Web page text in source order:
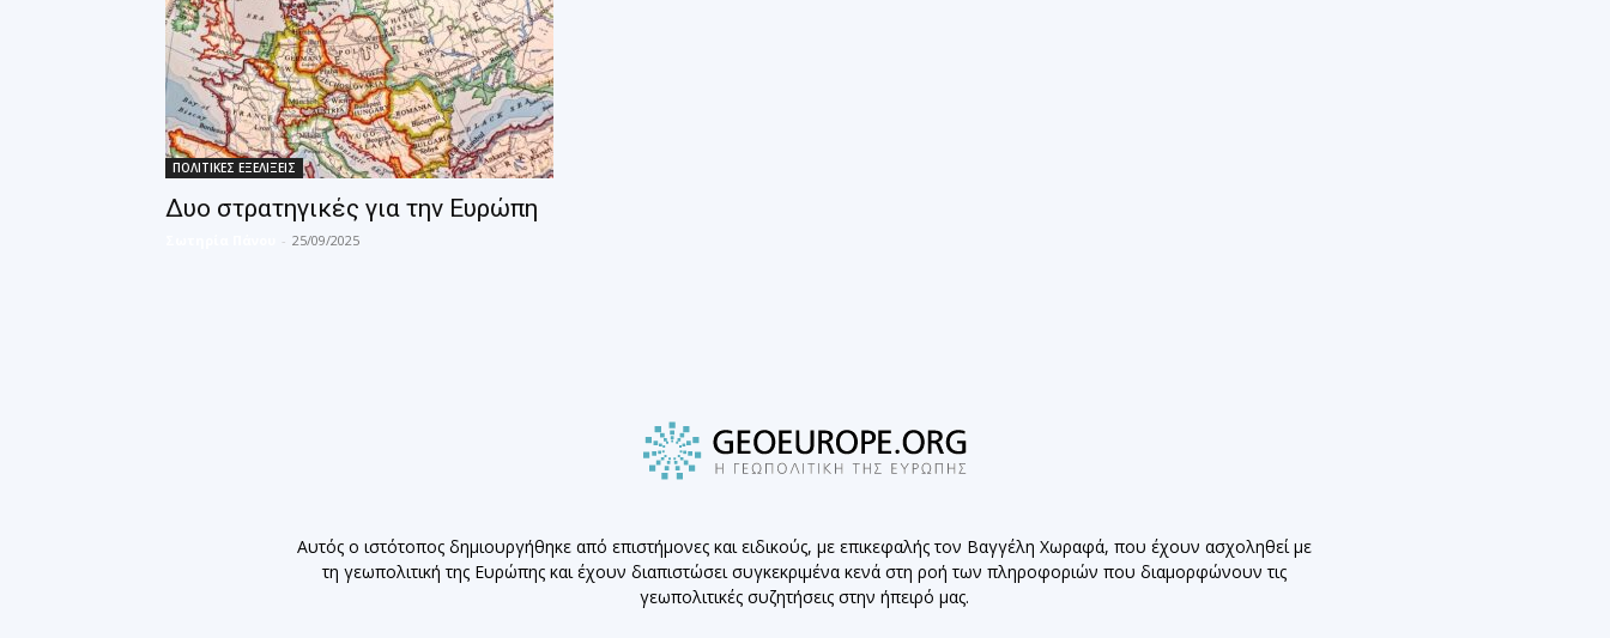
ΠΟΛΙΤΙΚΕΣ ΕΞΕΛΙΞΕΙΣ
Δυο στρατηγικές για την Ευρώπη
- 25/09/2025
Αυτός ο ιστότοπος δημιουργήθηκε από επιστήμονες και ειδικούς, με επικεφαλής τον Βαγγέλη Χωραφά, που έχουν ασχοληθεί με
τη γεωπολιτική της Ευρώπης και έχουν διαπιστώσει συγκεκριμένα κενά στη ροή των πληροφοριών που διαμορφώνουν τις
γεωπολιτικές συζητήσεις στην ήπειρό μας.